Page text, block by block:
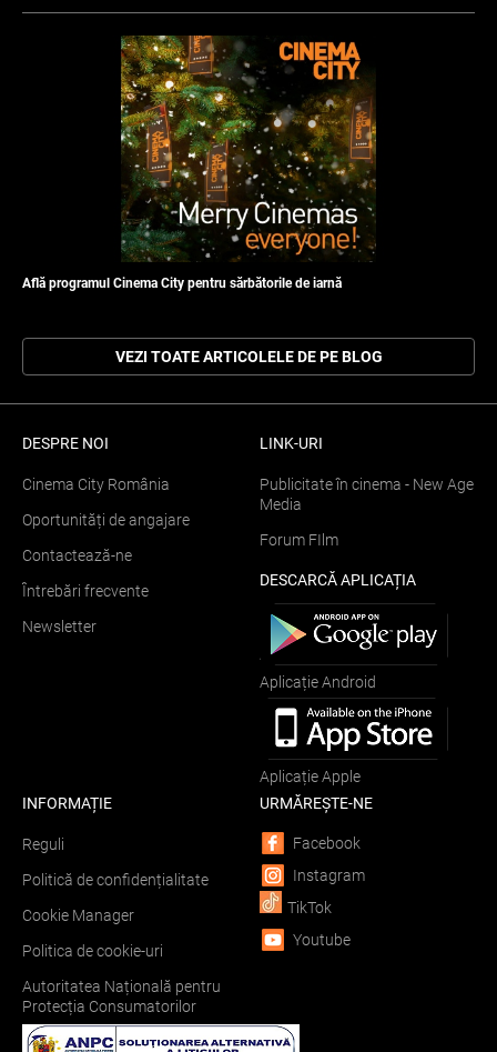
Află programul Cinema City pentru sărbătorile de iarnă
VEZI TOATE ARTICOLELE DE PE BLOG
DESPRE NOI
Cinema City România
Oportunități de angajare
Contactează-ne
Întrebări frecvente
Newsletter
LINK-URI
Publicitate în cinema - New Age
Media
Forum FIlm
DESCARCĂ APLICAȚIA
Aplicație Android
Aplicație Apple
INFORMAȚIE
Reguli
Politică de confidențialitate
Cookie Manager
Politica de cookie-uri
Autoritatea Națională pentru
Protecția Consumatorilor
URMĂREȘTE-NE
Facebook
Instagram
TikTok
Youtube